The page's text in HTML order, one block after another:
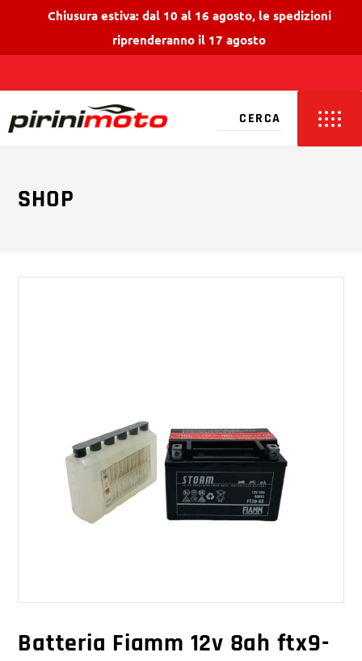
Chiusura estiva: dal 10 al 16 agosto, le spedizioni
riprenderanno il 17 agosto
SHOP
Batteria Fiamm 12v 8ah ftx9-